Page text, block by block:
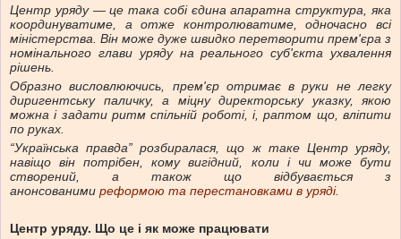
Центр уряду — це така собі єдина апаратна структура, яка
координуватиме, а отже контролюватиме, одночасно всі
міністерства. Він може дуже швидко перетворити прем'єра з
номінального глави уряду на реального суб'єкта ухвалення
рішень.
Образно висловлюючись, прем'єр отримає в руки не легку
диригентську паличку, а міцну директорську указку, якою
можна і задати ритм спільній роботі, і, раптом що, вліпити
по руках.
“Українська правда” розбиралася, що ж таке Центр уряду,
навіщо він потрібен, кому вигідний, коли і чи може бути
створений, а також що відбувається з
анонсованими реформою та перестановками в уряді.
Центр уряду. Що це і як може працювати